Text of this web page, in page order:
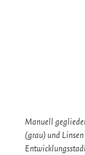
Manuell
(grau) und